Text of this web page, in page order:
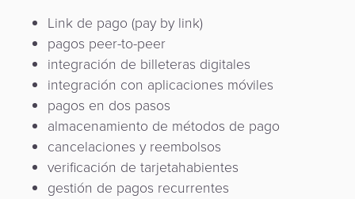
Link de pago (pay by link)
pagos peer-to-peer
integración de billeteras digitales
integración con aplicaciones móviles
pagos en dos pasos
almacenamiento de métodos de pago
cancelaciones y reembolsos
verificación de tarjetahabientes
gestión de pagos recurrentes